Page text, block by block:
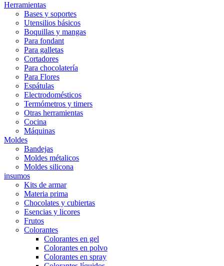
Herramientas
Bases y soportes
Utensilios básicos
Boquillas y mangas
Para fondant
Para galletas
Cortadores
Para chocolatería
Para Flores
Espátulas
Electrodomésticos
Termómetros y timers
Otras herramientas
Cocina
Máquinas
Moldes
Bandejas
Moldes métalicos
Moldes silicona
insumos
Kits de armar
Materia prima
Chocolates y cubiertas
Esencias y licores
Frutos
Colorantes
Colorantes en gel
Colorantes en polvo
Colorantes en spray